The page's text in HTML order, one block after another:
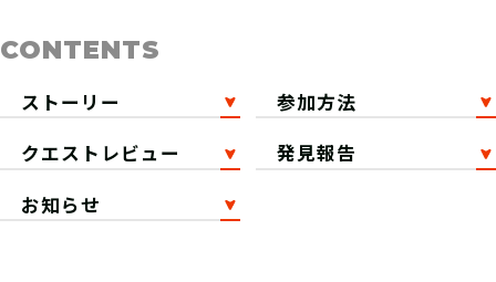
CONTENTS
ストーリー
参加方法
クエストレビュー
発見報告
お知らせ